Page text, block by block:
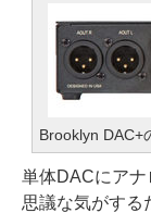
Brooklyn DAC+
単体DACにア
思議な気がする